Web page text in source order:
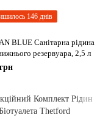
146 днів
BLUE Санітарна рідина
резервуара, 2,5 л